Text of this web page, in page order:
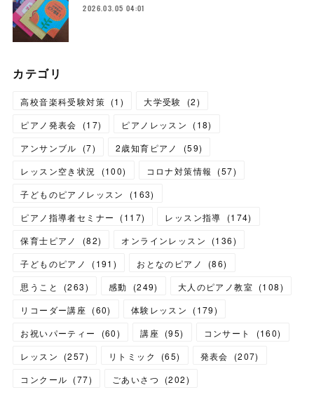
2026.03.05 04:01
カテゴリ
高校音楽科受験対策 (1 ) 大学受験 (2)
ピアノ発表会
(17) ピアノレッスン (18)
アンサンブル
(7) 2歳知育ピアノ (59)
レッスン空き状況
(100) コロナ対策情報 (57)
子どものピアノレッスン
(163)
ピアノ指導者セミナー
(117) レッスン指導 (174)
保育士ピアノ
(82) オンラインレッスン (136)
子どものピアノ
(191 ) おとなのピアノ (86)
思うこと
(263) 感動 (249) 大人のピアノ教室 (108)
リコーダー講座 (60) 体験レッスン (179)
お祝いパーティー
(60) 講座 (95) コンサート (160)
レッスン
(257) リトミック (65) 発表会 (207)
コンクール (77) ごあいさつ (202)